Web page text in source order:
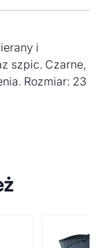
i
szpic. Czarne,
Rozmiar: 23